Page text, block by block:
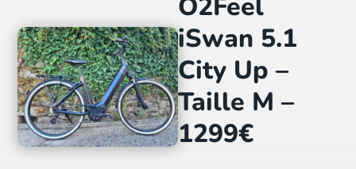
iSwan 5.1
City Up –
Taille M –
1299€